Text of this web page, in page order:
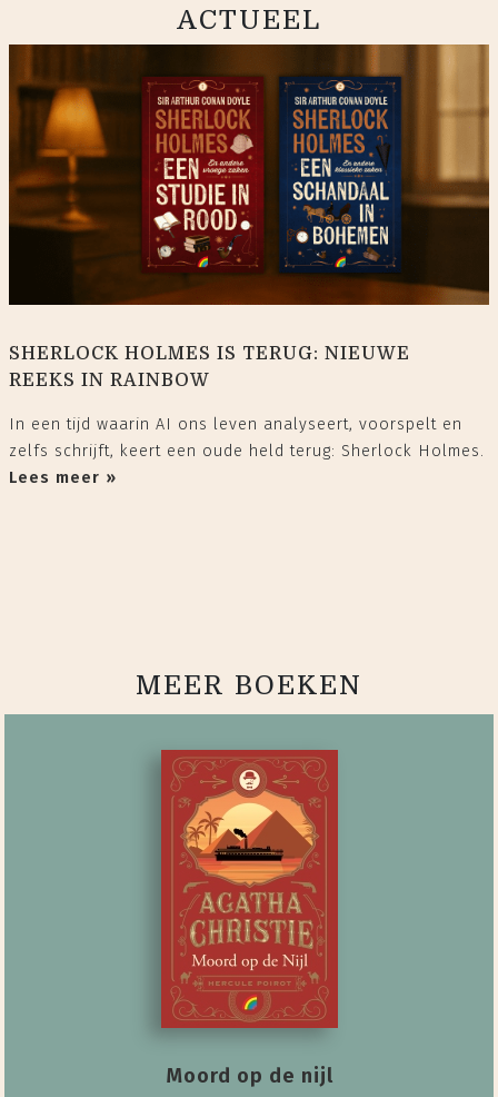
ACTUEEL
SHERLOCK HOLMES IS TERUG: NIEUWE
REEKS IN RAINBOW
In een tijd waarin AI ons leven analyseert, voorspelt en
zelfs schrijft, keert een oude held terug: Sherlock Holmes.
Lees meer »
MEER BOEKEN
Moord op de nijl